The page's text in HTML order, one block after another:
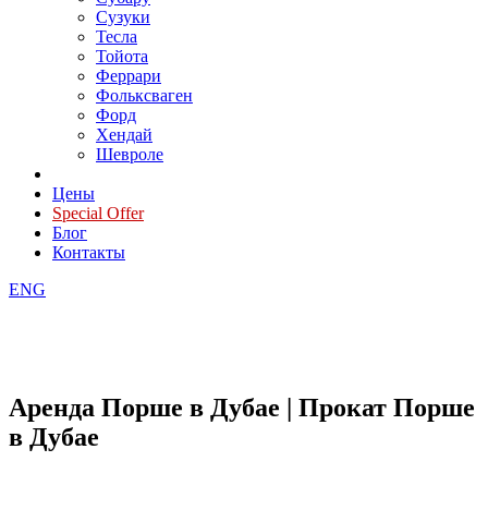
Сузуки
Тесла
Тойота
Феррари
Фольксваген
Форд
Хендай
Шевроле
Цены
Special Offer
Блог
Контакты
ENG
Аренда Порше в Дубае | Прокат Порше
в Дубае